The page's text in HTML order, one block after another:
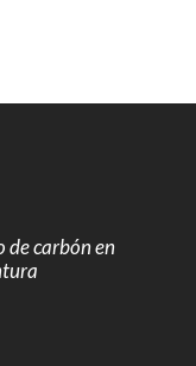
de carbón en